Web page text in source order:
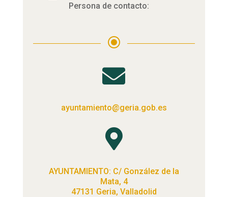
Persona de contacto:
\

ayuntamiento@geria.gob.es

AYUNTAMIENTO: C/ González de la
Mata, 4
47131 Geria, Valladolid